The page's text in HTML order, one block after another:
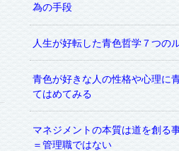
為の手段
人生が好転した青色哲学７つの
青色が好きな人の性格や心理に
てはめてみる
マネジメントの本質は道を創る
＝管理職ではない